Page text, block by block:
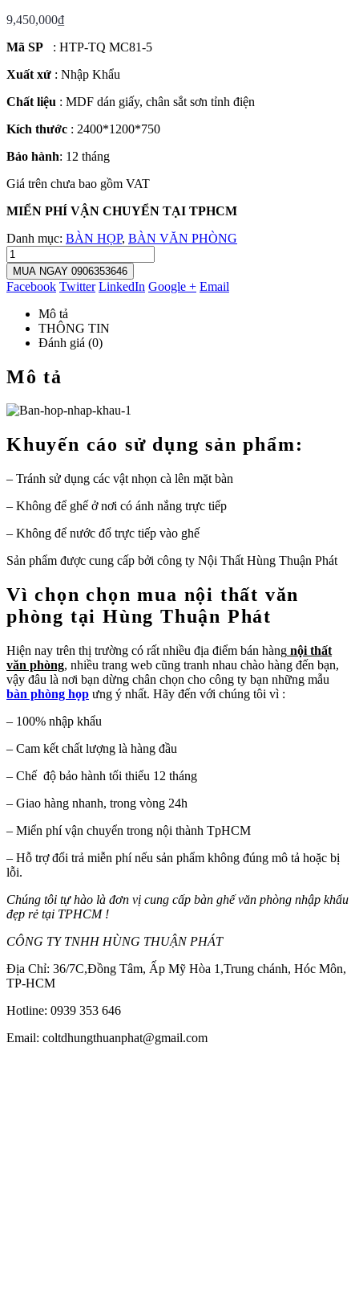
9,450,000₫
Mã SP : HTP-TQ MC81-5
Xuất xứ : Nhập Khẩu
Chất liệu : MDF dán giấy, chân sắt sơn tỉnh điện
Kích thước : 2400*1200*750
Bảo hành: 12 tháng
Giá trên chưa bao gồm VAT
MIỂN PHÍ VẬN CHUYỂN TẠI TPHCM
Danh mục: BÀN HỌP, BÀN VĂN PHÒNG
MUA NGAY 0906353646
Facebook Twitter LinkedIn Google + Email
Mô tả
THÔNG TIN
Đánh giá (0)
Mô tả
Khuyến cáo sử dụng sản phẩm:
– Tránh sử dụng các vật nhọn cà lên mặt bàn
– Không để ghế ở nơi có ánh nắng trực tiếp
– Không để nước đổ trực tiếp vào ghế
Sản phẩm được cung cấp bởi công ty Nội Thất Hùng Thuận Phát
Vì chọn chọn mua nội thất văn
phòng tại Hùng Thuận Phát
Hiện nay trên thị trường có rất nhiều địa điểm bán hàng nội thất
văn phòng, nhiều trang web cũng tranh nhau chào hàng đến bạn,
vậy đâu là nơi bạn dừng chân chọn cho công ty bạn những mẫu
bàn phòng họp ưng ý nhất. Hãy đến với chúng tôi vì :
– 100% nhập khẩu
– Cam kết chất lượng là hàng đầu
– Chế độ bảo hành tối thiểu 12 tháng
– Giao hàng nhanh, trong vòng 24h
– Miển phí vận chuyển trong nội thành TpHCM
– Hỗ trợ đổi trả miễn phí nếu sản phẩm không đúng mô tả hoặc bị
lỗi.
Chúng tôi tự hào là đơn vị cung cấp bàn ghế văn phòng nhập khẩu
đẹp rẻ tại TPHCM !
CÔNG TY TNHH HÙNG THUẬN PHÁT
Địa Chỉ: 36/7C,Đồng Tâm, Ấp Mỹ Hòa 1,Trung chánh, Hóc Môn,
TP-HCM
Hotline: 0939 353 646
Email: coltdhungthuanphat@gmail.com